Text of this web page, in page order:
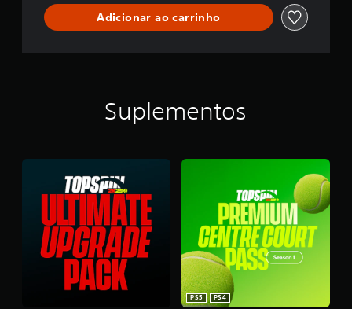
Adicionar ao carrinho
Suplementos
PS5
PS4